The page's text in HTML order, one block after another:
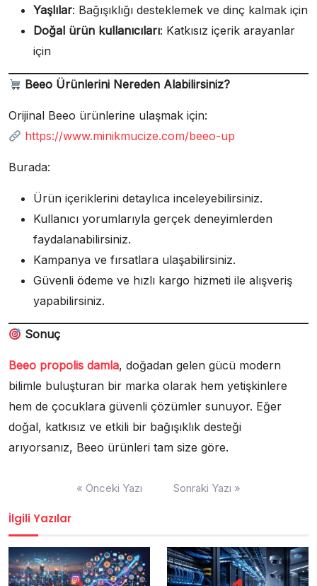
Yaşlılar: Bağışıklığı desteklemek ve dinç kalmak için
Doğal ürün kullanıcıları: Katkısız içerik arayanlar
için
Beeo Ürünlerini Nereden Alabilirsiniz?
Orijinal Beeo ürünlerine ulaşmak için:
https://www.minikmucize.com/beeo-up
Burada:
Ürün içeriklerini detaylıca inceleyebilirsiniz.
Kullanıcı yorumlarıyla gerçek deneyimlerden
faydalanabilirsiniz.
Kampanya ve fırsatlara ulaşabilirsiniz.
Güvenli ödeme ve hızlı kargo hizmeti ile alışveriş
yapabilirsiniz.
Sonuç
Beeo propolis damla, doğadan gelen gücü modern
bilimle buluşturan bir marka olarak hem yetişkinlere
hem de çocuklara güvenli çözümler sunuyor. Eğer
doğal, katkısız ve etkili bir bağışıklık desteği
arıyorsanız, Beeo ürünleri tam size göre.
« Önceki Yazı Sonraki Yazı »
İlgili Yazılar